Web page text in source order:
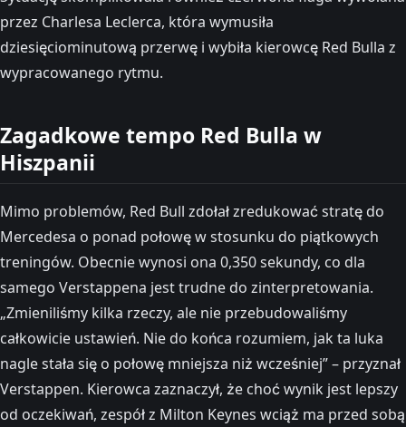
przez Charlesa Leclerca, która wymusiła
dziesięciominutową przerwę i wybiła kierowcę Red Bulla z
wypracowanego rytmu.
Zagadkowe tempo Red Bulla w
Hiszpanii
Mimo problemów, Red Bull zdołał zredukować stratę do
Mercedesa o ponad połowę w stosunku do piątkowych
treningów. Obecnie wynosi ona 0,350 sekundy, co dla
samego Verstappena jest trudne do zinterpretowania.
„Zmieniliśmy kilka rzeczy, ale nie przebudowaliśmy
całkowicie ustawień. Nie do końca rozumiem, jak ta luka
nagle stała się o połowę mniejsza niż wcześniej” – przyznał
Verstappen. Kierowca zaznaczył, że choć wynik jest lepszy
od oczekiwań, zespół z Milton Keynes wciąż ma przed sobą